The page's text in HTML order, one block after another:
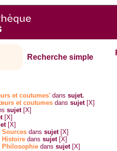
Recherche simple
et coutumes' danssujet.
et coutumes danssujet [X]
sujet [X]
[X]
[X]
Sources danssujet [X]
Histoire danssujet [X]
Philosophie danssujet [X]